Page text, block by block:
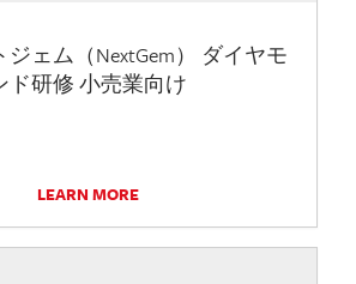
ジェム（NextGem） ダイヤモ
ド研修 小売業向け
LEARN MORE